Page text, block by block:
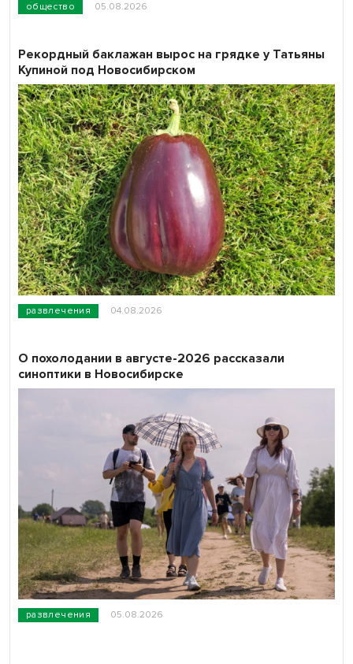
общество 05.08.2026
развлечения 04.08.2026
Рекордный баклажан вырос на грядке у Татьяны
Купиной под Новосибирском
развлечения 05.08.2026
О похолодании в августе-2026 рассказали
синоптики в Новосибирске